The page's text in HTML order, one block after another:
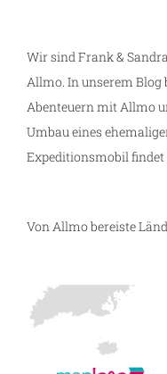
Wir sind Frank &
Allmo. In unserem
Abenteuern mit Allmo
Umbau eines
Expeditionsmobil findet
Von Allmo bereiste